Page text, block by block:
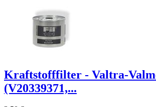
Kraftstofffilter - Valtra-
(V20339371,...